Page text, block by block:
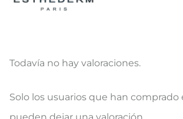
V
a
Todavía no hay valoraciones.
Solo los usuarios que han